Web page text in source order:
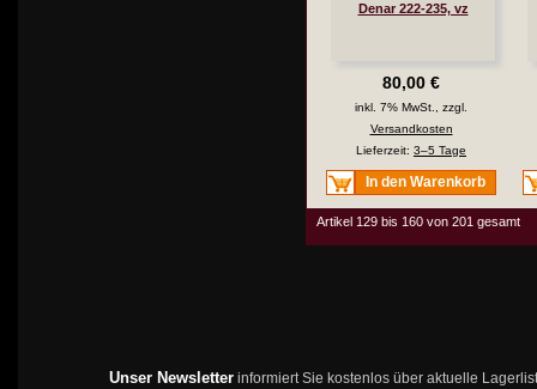
Denar 222-235, vz
80,00 €
inkl. 7% MwSt., zzgl.
Versandkosten
Lieferzeit: 3–5 Tage
In den Warenkorb
Artikel 129 bis 160 von 201 gesamt
Unser Newsletterinformiert Sie kostenlos über aktuelle